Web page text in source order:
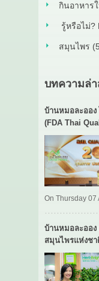
กินอาหาร
รู้หรือไม่?
สมุนไพร
บทความล่
บ้านหมอละออง
(FDA Thai
On Thursday 07
บ้านหมอละออง
สมุนไพรแห่งช